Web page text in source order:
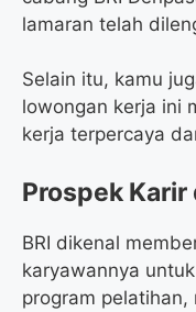
lamaran telah
Selain itu, kamu
lowongan kerja ini
kerja terpercaya
Prospek Karir
BRI dikenal
karyawannya
program